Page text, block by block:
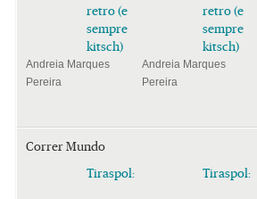
retro (e
sempre
kitsch)
Andreia Marques
Pereira
retro (e
sempre
kitsch)
Andreia Marques
Pereira
Correr Mundo
Tiraspol:
Tiraspol: